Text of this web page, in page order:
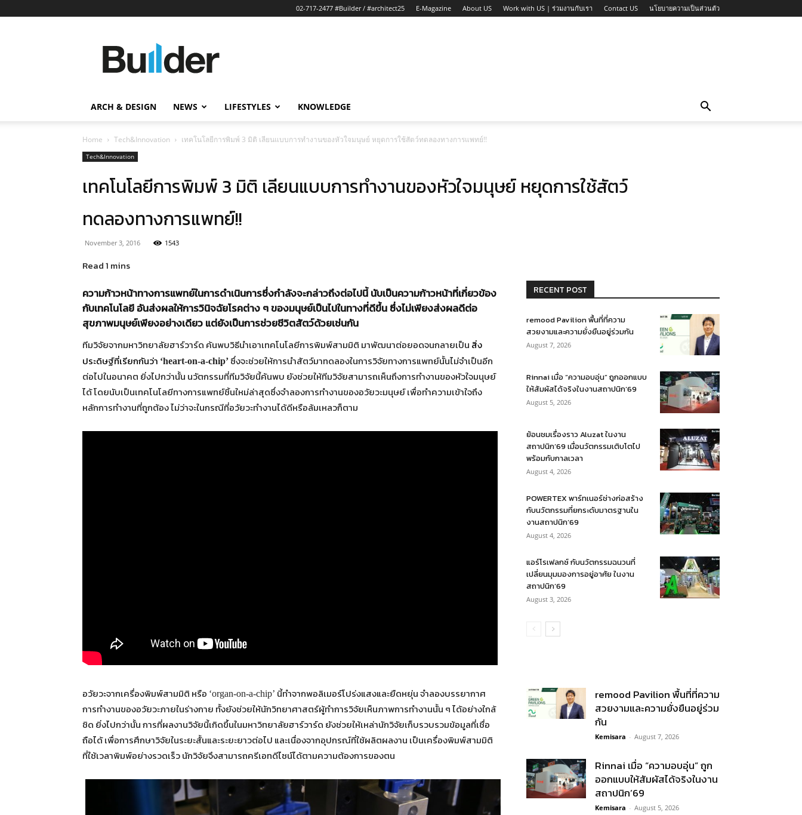
02-717-2477 #Builder / #architect25 E-Magazine About US Work with US | ร่วมงานกับเรา Contact US นโยบายความเป็นส่วนตัว
ข่าว
ก่อสร้าง
ARCH & DESIGN NEWS LIFESTYLES KNOWLEDGE
Home Tech&Innovation เทคโนโลยีการพิมพ์ 3 มิติ เลียนแบบการทำงานของหัวใจมนุษย์ หยุดการใช้สัตว์ทดลองทางการแพทย์!!
Tech&Innovation
เทคโนโลยีการพิมพ์ 3 มิติ เลียนแบบการทำงานของหัวใจมนุษย์ หยุดการใช้สัตว์
ทดลองทางการแพทย์!!
November 3, 2016 1543
ความก้าวหน้าทางการแพทย์ในการดำเนินการซึ่งกำลังจะกล่าวถึงต่อไปนี้ นับเป็นความก้าวหน้าที่เกี่ยวข้อง
กับเทคโนโลยี อันส่งผลให้การวินิจฉัยโรคต่าง ๆ ของมนุษย์เป็นไปในทางที่ดีขึ้น ซึ่งไม่เพียงส่งผลดีต่อ
สุขภาพมนุษย์เพียงอย่างเดียว แต่ยังเป็นการช่วยชีวิตสัตว์ด้วยเช่นกัน
ทีมวิจัยจากมหาวิทยาลัยฮาร์วาร์ด ค้นพบวิธีนำเอาเทคโนโลยีการพิมพ์สามมิติ มาพัฒนาต่อยอดจนกลายเป็น สิ่ง
ประดิษฐ์ที่เรียกกันว่า ‘heart-on-a-chip’ ซึ่งจะช่วยให้การนำสัตว์มาทดลองในการวิจัยทางการแพทย์นั้นไม่จำเป็นอีก
ต่อไปในอนาคต ยิ่งไปกว่านั้น นวัตกรรมที่ทีมวิจัยนี้ค้นพบ ยังช่วยให้ทีมวิจัยสามารถเห็นถึงการทำงานของหัวใจมนุษย์
ได้ โดยนับเป็นเทคโนโลยีทางการแพทย์ชิ้นใหม่ล่าสุดซึ่งจำลองการทำงานของอวัยวะมนุษย์ เพื่อทำความเข้าใจถึง
หลักการทำงานที่ถูกต้อง ไม่ว่าจะในกรณีที่อวัยวะทำงานได้ดีหรือล้มเหลวก็ตาม
อวัยวะจากเครื่องพิมพ์สามมิติ หรือ ‘organ-on-a-chip’ นี้ทำจากพอลิเมอร์โปร่งแสงและยืดหยุ่น จำลองบรรยากาศ
การทำงานของอวัยวะภายในร่างกาย ทั้งยังช่วยให้นักวิทยาศาสตร์ผู้ทำการวิจัยเห็นภาพการทำงานนั้น ๆ ได้อย่างใกล้
ชิด ยิ่งไปกว่านั้น การที่ผลงานวิจัยนี้เกิดขึ้นในมหาวิทยาลัยฮาร์วาร์ด ยังช่วยให้เหล่านักวิจัยเก็บรวบรวมข้อมูลที่เชื่อ
ถือได้ เพื่อการศึกษาวิจัยในระยะสั้นและระยะยาวต่อไป และเนื่องจากอุปกรณ์ที่ใช้ผลิตผลงาน เป็นเครื่องพิมพ์สามมิติ
ที่ใช้เวลาพิมพ์อย่างรวดเร็ว นักวิจัยจึงสามารถครีเอทดีไซน์ได้ตามความต้องการของตน
RECENT POST
remood Pavilion พื้นที่ที่ความ
สวยงามและความยั่งยืนอยู่ร่วมกัน
August 7, 2026
Rinnai เมื่อ “ความอบอุ่น” ถูกออกแบบ
ให้สัมผัสได้จริงในงานสถาปนิก’69
August 5, 2026
ย้อนชมเรื่องราว Aluzat ในงาน
สถาปนิก’69 เมื่อนวัตกรรมเติบโตไป
พร้อมกับกาลเวลา
August 4, 2026
POWERTEX พาร์ทเนอร์ช่างก่อสร้าง
กับนวัตกรรมที่ยกระดับมาตรฐานใน
งานสถาปนิก’69
August 4, 2026
แอร์โรเฟลกซ์ กับนวัตกรรมฉนวนที่
เปลี่ยนมุมมองการอยู่อาศัย ในงาน
สถาปนิก’69
August 3, 2026
remood Pavilion พื้นที่ที่ความ
สวยงามและความยั่งยืนอยู่ร่วม
กัน
Kemisara - August 7, 2026
Rinnai เมื่อ “ความอบอุ่น” ถูก
ออกแบบให้สัมผัสได้จริงในงาน
สถาปนิก’69
Kemisara - August 5, 2026